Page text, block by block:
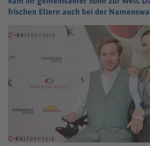
frischen Eltern auch bei der